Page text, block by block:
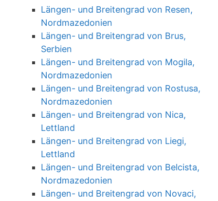
Längen- und Breitengrad von Resen,
Nordmazedonien
Längen- und Breitengrad von Brus,
Serbien
Längen- und Breitengrad von Mogila,
Nordmazedonien
Längen- und Breitengrad von Rostusa,
Nordmazedonien
Längen- und Breitengrad von Nica,
Lettland
Längen- und Breitengrad von Liegi,
Lettland
Längen- und Breitengrad von Belcista,
Nordmazedonien
Längen- und Breitengrad von Novaci,